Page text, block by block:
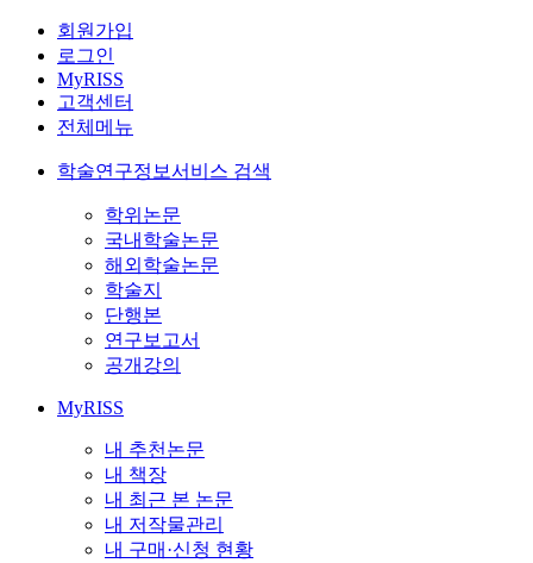
회원가입
로그인
MyRISS
고객센터
전체메뉴
학술연구정보서비스 검색
학위논문
국내학술논문
해외학술논문
학술지
단행본
연구보고서
공개강의
MyRISS
내 추천논문
내 책장
내 최근 본 논문
내 저작물관리
내 구매·신청 현황